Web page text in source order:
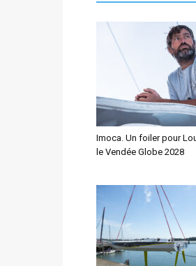
Imoca. Un foiler pour
le Vendée Globe 2028